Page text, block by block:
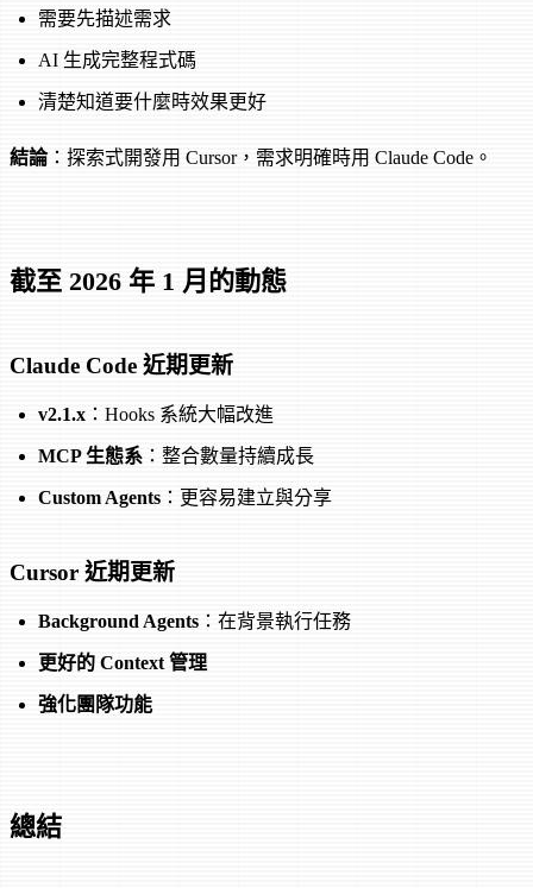
需要先描述需求
AI 生成完整程式碼
清楚知道要什麼時效果更好
結論：探索式開發用 Cursor，需求明確時用 Claude Code。
截至 2026 年 1 月的動態
Claude Code 近期更新
v2.1.x ：Hooks 系統大幅改進
MCP 生態系 ：整合數量持續成長
Custom Agents ：更容易建立與分享
Cursor 近期更新
Background Agents ：在背景執行任務
更好的 Context 管理
強化團隊功能
總結